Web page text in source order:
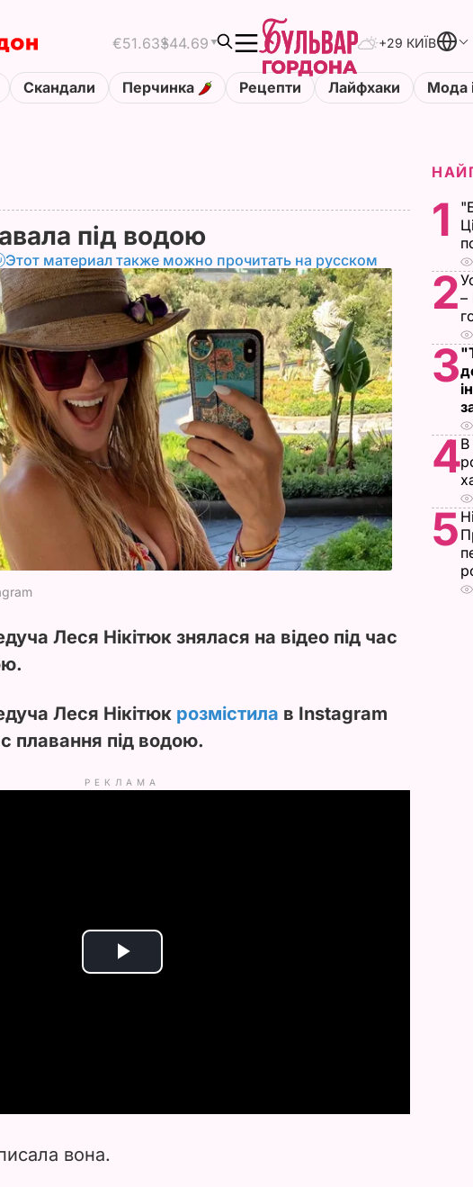
€51.63$44.69 +29 КИЇВ
Скандали Перчинка Рецепти Лайфхаки Мода
під водою
Этот материал также можно прочитать на русском
Леся Нікітюк знялася на відео під час
Леся Нікітюк розмістила в Instagram
плавання під водою.
РЕКЛАМА
P
вона.
1
2–
3
4В
5